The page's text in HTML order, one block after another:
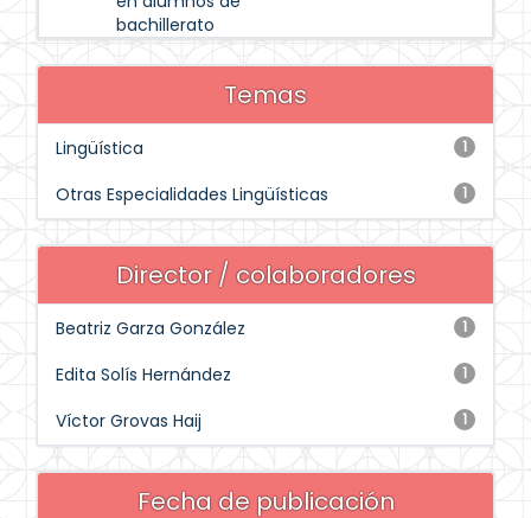
bachillerato
Temas
1
Lingüística
1
Otras Especialidades Lingüísticas
Director / colaboradores
1
Beatriz Garza González
1
Edita Solís Hernández
1
Víctor Grovas Haij
Fecha de publicación